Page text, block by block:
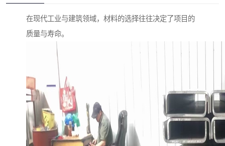
在现代工业与建筑领域，材料的选择往往决定了项目的
质量与寿命。